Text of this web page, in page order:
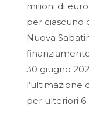
milioni di
per ciascuno
Nuova
30 giugno
l’ultimazione
per ulteriori 6